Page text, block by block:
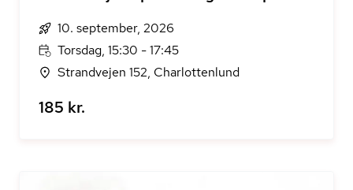
10. september, 2026
Torsdag, 15:30 - 17:45
Strandvejen 152, Charlottenlund
185 kr.